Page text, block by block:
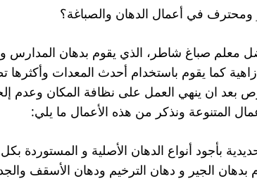
ومحترف في أعمال الدهان والصباغة؟
معلم صباغ شاطر، الذي يقوم بدهان المدارس
كما يقوم باستخدام أحدث المعدات وأكثرها
بعد ان ينهي العمل على نظافة المكان وعدم
المتنوعة ونذكر من هذه الأعمال ما يلي:
بأجود أنواع الدهان الأصلية و المستوردة
الجير و دهان الترخيم ودهان الأسقف